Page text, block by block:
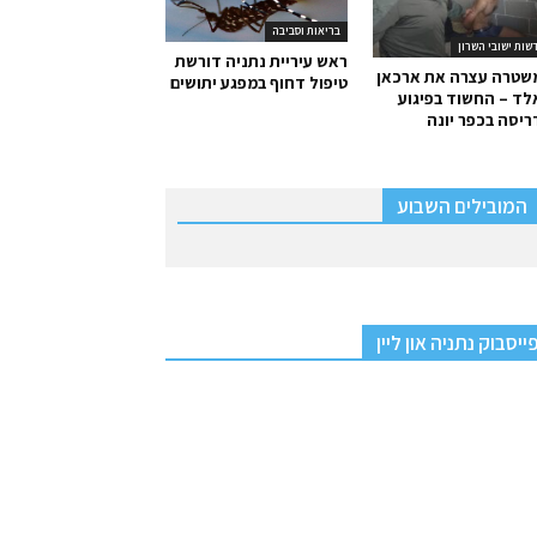
בריאות וסביבה
ראש עיריית נתניה דורשת
טיפול דחוף במפגע יתושים
ישובי השרון
עצרה את ארכאן
– החשוד בפיגוע
בכפר יונה
המובילים השבוע
פייסבוק נתניה און ליין